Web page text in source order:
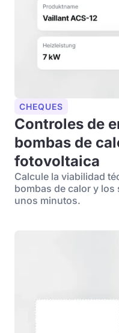
CHEQUES
Controles de
bombas de
fotovoltaica
Calcule la viabilidad
bombas de calor y los
unos minutos.